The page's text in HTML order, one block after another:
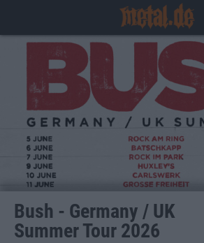
Bush - Germany / UK
Summer Tour 2026